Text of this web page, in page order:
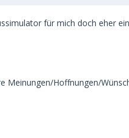
für mich doch eher
Meinungen/Hoffnungen/